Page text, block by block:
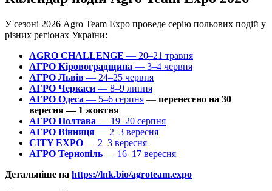
У сезоні 2026 Agro Team Expo проведе серію польових подій у
різних регіонах України:
AGRO CHALLENGE — 20–21 травня
АГРО Кіровоградщина — 3–4 червня
АГРО Львів — 24–25 червня
АГРО Черкаси — 8–9 липня
АГРО Одеса — 5–6 серпня — перенесено на 30
вересня — 1 жовтня
АГРО Полтава — 19–20 серпня
АГРО Вінниця — 2–3 вересня
CITY EXPO — 2–3 вересня
АГРО Тернопіль — 16–17 вересня
Детальніше на https://lnk.bio/agroteam.expo